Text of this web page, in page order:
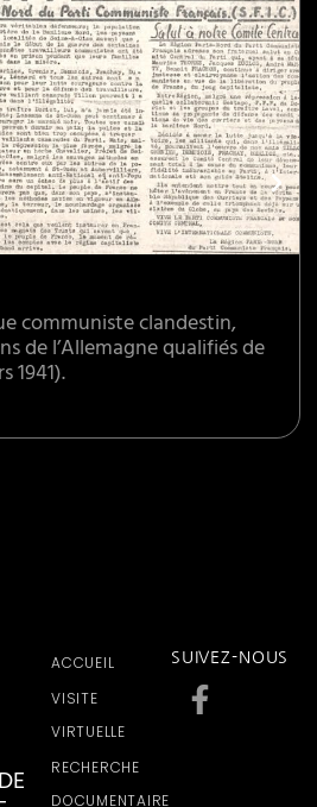
communiste clandestin,
de l’Allemagne qualifiés de
1941).
ACCUEIL
VISITE
VIRTUELLE
RECHERCHE
DOCUMENTAIRE
SUIVEZ-NOUS